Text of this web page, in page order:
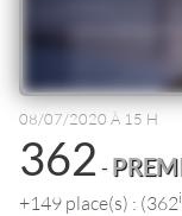
08/07/2020 À 15 H
362-
+149 place(s) : (362